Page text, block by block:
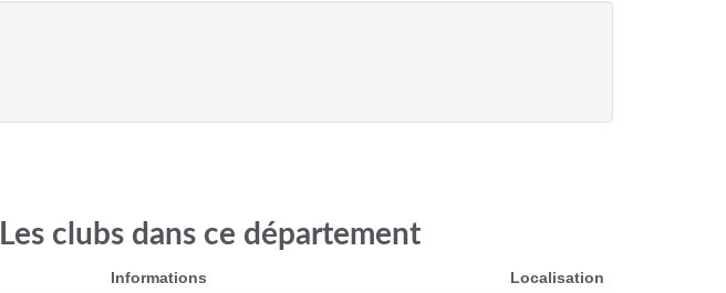
Les clubs dans ce département
Informations Localisation